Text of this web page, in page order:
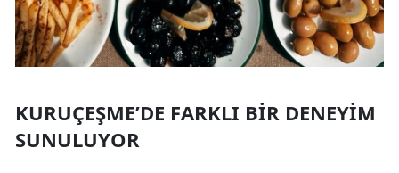
KURUÇEŞME’DE FARKLI BIR DENEYIM
SUNULUYOR